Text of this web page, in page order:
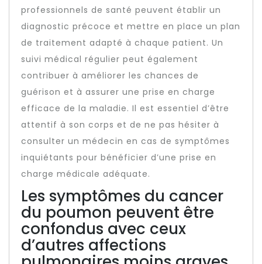
professionnels de santé peuvent établir un
diagnostic précoce et mettre en place un plan
de traitement adapté à chaque patient. Un
suivi médical régulier peut également
contribuer à améliorer les chances de
guérison et à assurer une prise en charge
efficace de la maladie. Il est essentiel d’être
attentif à son corps et de ne pas hésiter à
consulter un médecin en cas de symptômes
inquiétants pour bénéficier d’une prise en
charge médicale adéquate.
Les symptômes du cancer
du poumon peuvent être
confondus avec ceux
d’autres affections